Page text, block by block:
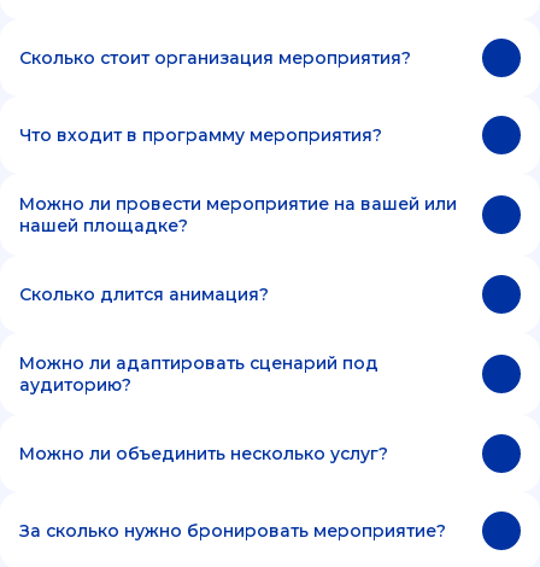
Сколько стоит организация мероприятия?
Что входит в программу мероприятия?
Можно ли провести мероприятие на вашей или
нашей площадке?
Сколько длится анимация?
Можно ли адаптировать сценарий под
аудиторию?
Можно ли объединить несколько услуг?
За сколько нужно бронировать мероприятие?